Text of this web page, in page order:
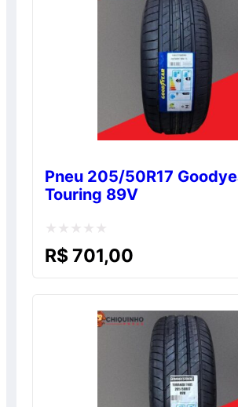
Pneu 205/50R17
Touring 89V
Avaliação
R$ 701,00